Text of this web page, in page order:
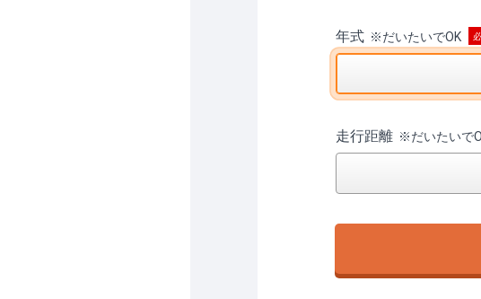
年式 ※だいたいでOK
走行距離 ※だいたいで